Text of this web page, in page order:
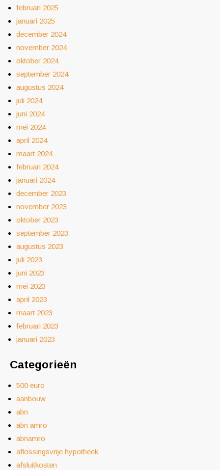
februari 2025
januari 2025
december 2024
november 2024
oktober 2024
september 2024
augustus 2024
juli 2024
juni 2024
mei 2024
april 2024
maart 2024
februari 2024
januari 2024
december 2023
november 2023
oktober 2023
september 2023
augustus 2023
juli 2023
juni 2023
mei 2023
april 2023
maart 2023
februari 2023
januari 2023
Categorieën
500 euro
aanbouw
abn
abn amro
abnamro
aflossingsvrije hypotheek
afsluitkosten